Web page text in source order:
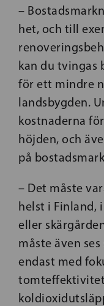
–
het, och till
kan du tvingas
för ett mindre
landsbygden.
kostnaderna
höjden, och
på
– Det måste
helst i Finland,
eller
måste även
endast med